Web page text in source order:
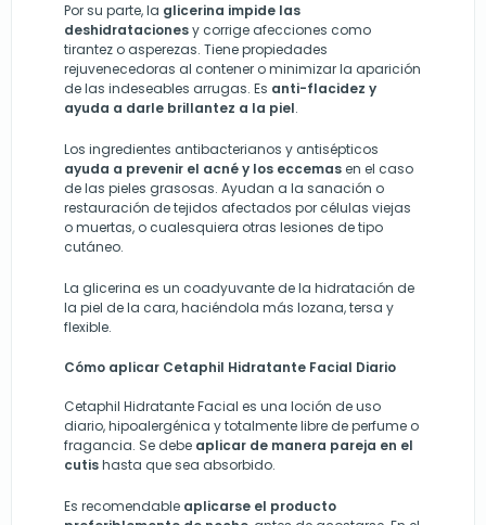
Por su parte, la glicerina impide las
deshidratacionesy corrige afecciones como
tirantez o asperezas. Tiene propiedades
rejuvenecedoras al contener o minimizar la aparición
de las indeseables arrugas. Es anti-flacidez y
ayuda a darle brillantez a la piel.
Los ingredientes antibacterianos y antisépticos
ayuda a prevenir el acné y los eccemasen el caso
de las pieles grasosas. Ayudan a la sanación o
restauración de tejidos afectados por células viejas
o muertas, o cualesquiera otras lesiones de tipo
cutáneo.
La glicerina es un coadyuvante de la hidratación de
la piel de la cara, haciéndola más lozana, tersa y
flexible.
Cómo aplicar Cetaphil Hidratante Facial Diario
Cetaphil Hidratante Facial es una loción de uso
diario, hipoalergénica y totalmente libre de perfume o
fragancia. Se debe aplicar de manera pareja en el
cutishasta que sea absorbido.
Es recomendable aplicarse el producto